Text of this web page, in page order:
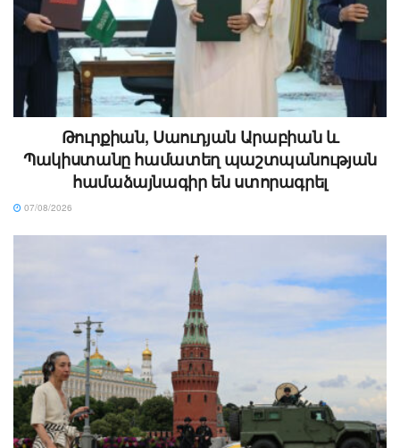
Թուրքիան, Սաուդյան Արաբիան և
Պակիստանը համատեղ պաշտպանության
համաձայնագիր են ստորագրել
07/08/2026